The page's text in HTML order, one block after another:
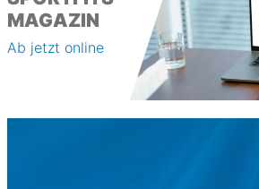
MAGAZIN
Ab jetzt online